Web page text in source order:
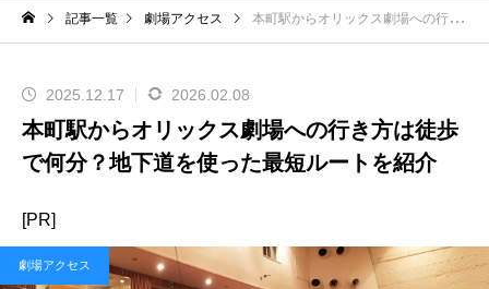
記事一覧 劇場アクセス 本町駅からオリックス劇場への行き方は徒歩で何分？地下道を使った最短ルートを紹介
2025.12.17 2026.02.08
本町駅からオリックス劇場への行き方は徒歩
で何分？地下道を使った最短ルートを紹介
[PR]
劇場アクセス